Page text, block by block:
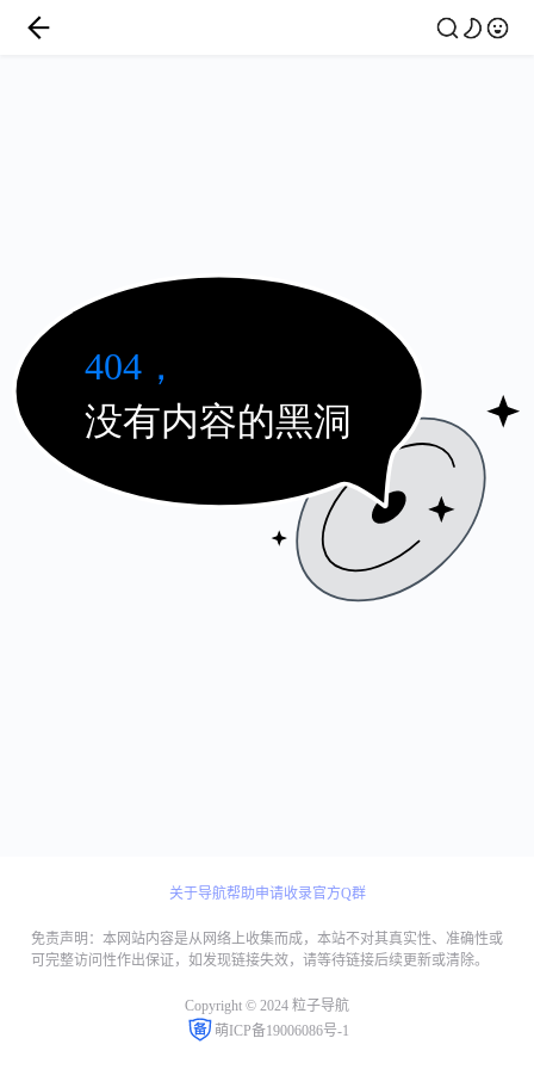
关于导航帮助申请收录官方Q群
免责声明：本网站内容是从网络上收集而成，本站不对其真实性、准确性或
可完整访问性作出保证，如发现链接失效，请等待链接后续更新或清除。
Copyright © 2024 粒子导航
萌ICP备19006086号-1